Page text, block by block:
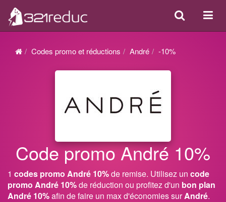
ou
Search
Codes promo et réductions André -10%
Code promo André 10%
1 codes promo André 10%de remise. Utilisez un code
promo André 10%de réduction ou profitez d'un bon plan
André 10%afin de faire un max d'économies surAndré.